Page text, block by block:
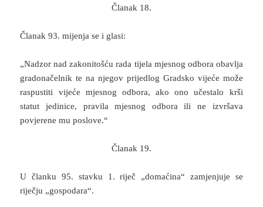
Članak 18.
Članak 93. mijenja se i glasi:
„Nadzor nad zakonitošću rada tijela mjesnog odbora obavlja
gradonačelnik te na njegov prijedlog Gradsko vijeće može
raspustiti vijeće mjesnog odbora, ako ono učestalo krši
statut jedinice, pravila mjesnog odbora ili ne izvršava
povjerene mu poslove.“
Članak 19.
U članku 95. stavku 1. riječ „domaćina“ zamjenjuje se
riječju „gospodara“.